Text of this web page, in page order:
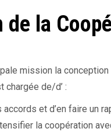
de la
mission la
chargée de/d’ :
et d’en faire un
la coopération